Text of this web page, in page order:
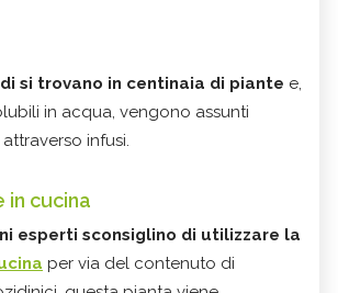
si trovano in centinaia di piante e,
in acqua, vengono assunti
infusi.
in cucina
esperti sconsiglino di utilizzare la
per via del contenuto di